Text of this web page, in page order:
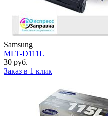
Samsung
MLT-D111L
30 руб.
Заказ в 1 клик